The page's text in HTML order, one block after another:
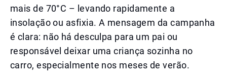
mais de 70°C – levando rapidamente a
insolação ou asfixia. A mensagem da campanha
é clara: não há desculpa para um pai ou
responsável deixar uma criança sozinha no
carro, especialmente nos meses de verão.